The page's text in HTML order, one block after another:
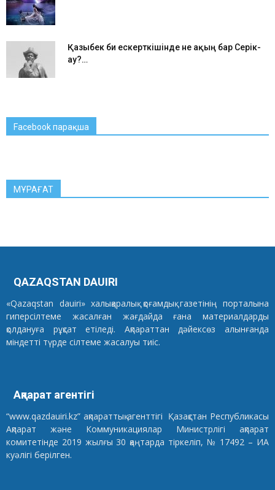
Қазыбек би ескерткішінде не ақың бар Серік-
ау?…
Facebook парақша
МҰРАҒАТ
QAZAQSTAN DAUIRI
«Qazaqstan dauiri» халықаралық қоғамдық газетінің порталына
гиперсілтеме жасалған жағдайда ғана материалдарды
қолдануға рұқсат етіледі. Ақпараттан дәйексөз алынғанда
міндетті түрде сілтеме жасалуы тиіс.
Ақпарат агентігі
“www.qazdauiri.kz” ақпараттық агенттігі Қазақстан Республикасы
Ақпарат және Коммуникациялар Министрлігі ақпарат
комитетінде 2019 жылғы 30 қаңтарда тіркеліп, № 17492 – ИА
куәлігі берілген.